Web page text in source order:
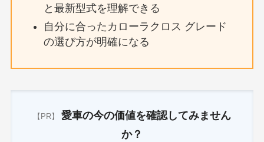
と最新型式を理解できる
自分に合ったカローラクロス グレード
の選び方が明確になる
【PR】
愛車の今の価値を確認してみません
か？